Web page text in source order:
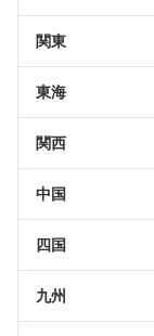
関東
東海
関西
中国
四国
九州